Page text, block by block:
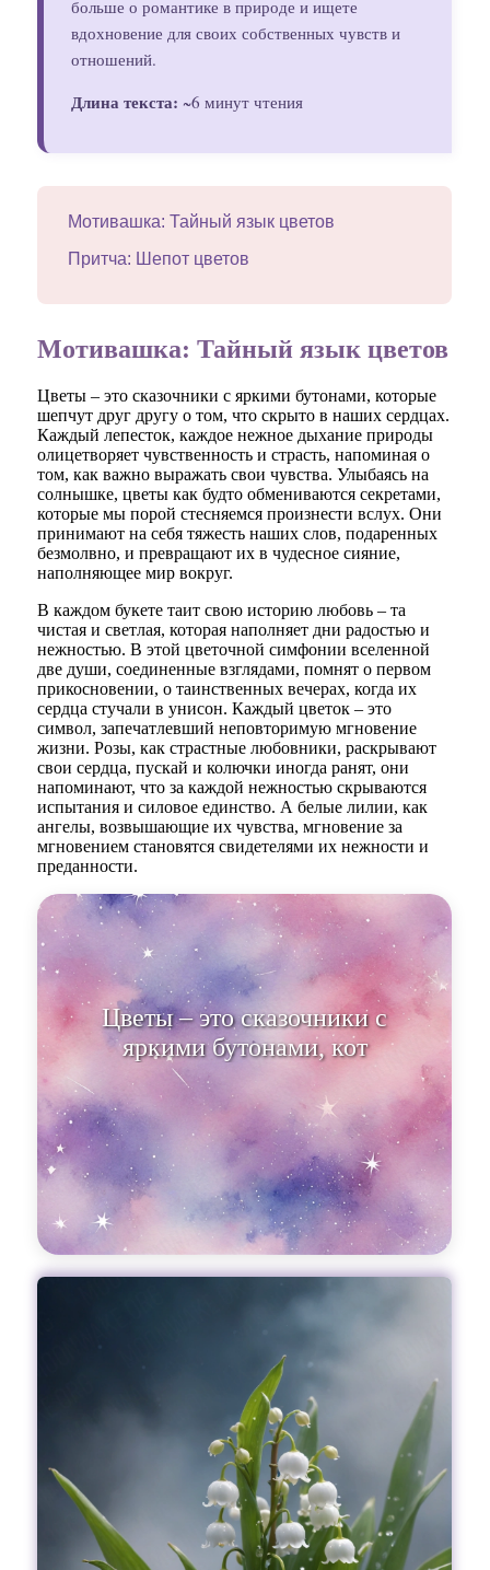
больше о романтике в природе и ищете
вдохновение для своих собственных чувств и
отношений.
Длина текста: ~6 минут чтения
Мотивашка: Тайный язык цветов
Притча: Шепот цветов
Мотивашка: Тайный язык цветов
Цветы – это сказочники с яркими бутонами, которые
шепчут друг другу о том, что скрыто в наших сердцах.
Каждый лепесток, каждое нежное дыхание природы
олицетворяет чувственность и страсть, напоминая о
том, как важно выражать свои чувства. Улыбаясь на
солнышке, цветы как будто обмениваются секретами,
которые мы порой стесняемся произнести вслух. Они
принимают на себя тяжесть наших слов, подаренных
безмолвно, и превращают их в чудесное сияние,
наполняющее мир вокруг.
В каждом букете таит свою историю любовь – та
чистая и светлая, которая наполняет дни радостью и
нежностью. В этой цветочной симфонии вселенной
две души, соединенные взглядами, помнят о первом
прикосновении, о таинственных вечерах, когда их
сердца стучали в унисон. Каждый цветок – это
символ, запечатлевший неповторимую мгновение
жизни. Розы, как страстные любовники, раскрывают
свои сердца, пускай и колючки иногда ранят, они
напоминают, что за каждой нежностью скрываются
испытания и силовое единство. А белые лилии, как
ангелы, возвышающие их чувства, мгновение за
мгновением становятся свидетелями их нежности и
преданности.
Цветы – это сказочники с
яркими бутонами, которые
шепчут друг другу о том,